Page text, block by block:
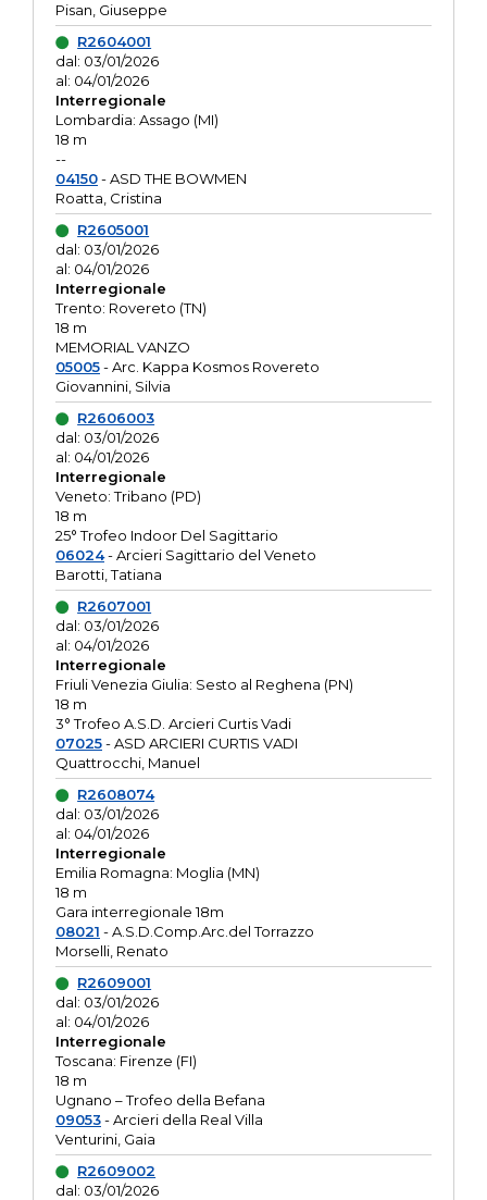
Pisan, Giuseppe
R2604001
dal: 03/01/2026
al: 04/01/2026
Interregionale
Lombardia: Assago (MI)
18 m
--
04150- ASD THE BOWMEN
Roatta, Cristina
R2605001
dal: 03/01/2026
al: 04/01/2026
Interregionale
Trento: Rovereto (TN)
18 m
MEMORIAL VANZO
05005- Arc. Kappa Kosmos Rovereto
Giovannini, Silvia
R2606003
dal: 03/01/2026
al: 04/01/2026
Interregionale
Veneto: Tribano (PD)
18 m
25° Trofeo Indoor Del Sagittario
06024- Arcieri Sagittario del Veneto
Barotti, Tatiana
R2607001
dal: 03/01/2026
al: 04/01/2026
Interregionale
Friuli Venezia Giulia: Sesto al Reghena (PN)
18 m
3° Trofeo A.S.D. Arcieri Curtis Vadi
07025- ASD ARCIERI CURTIS VADI
Quattrocchi, Manuel
R2608074
dal: 03/01/2026
al: 04/01/2026
Interregionale
Emilia Romagna: Moglia (MN)
18 m
Gara interregionale 18m
08021 - A.S.D.Comp.Arc.del Torrazzo
Morselli, Renato
R2609001
dal: 03/01/2026
al: 04/01/2026
Interregionale
Toscana: Firenze (FI)
18 m
Ugnano – Trofeo della Befana
09053- Arcieri della Real Villa
Venturini, Gaia
R2609002
dal: 03/01/2026